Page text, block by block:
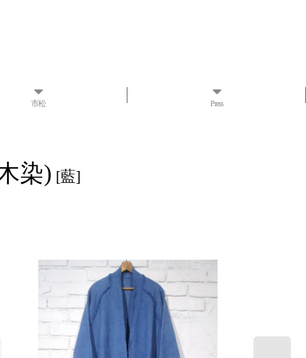
市松 Press
染) [藍]